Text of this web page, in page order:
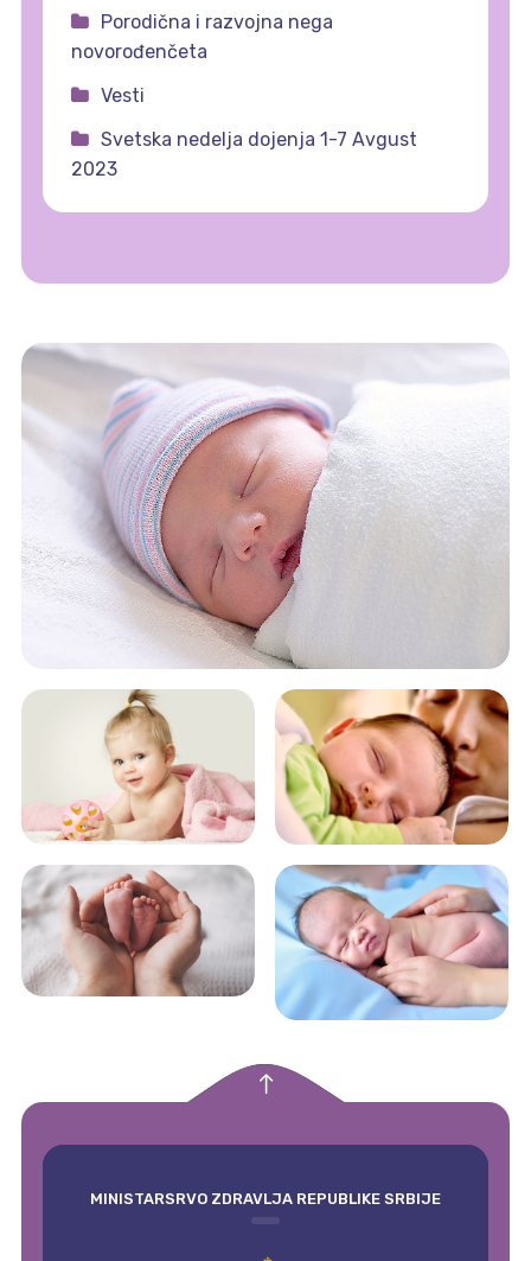
Porodična i razvojna nega
novorođenčeta
Vesti
Svetska nedelja dojenja 1-7 Avgust
2023
MINISTARSRVO ZDRAVLJA REPUBLIKE SRBIJE